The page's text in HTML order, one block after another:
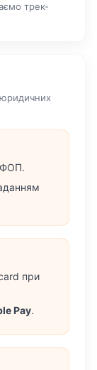
трек-
юридичних
ФОП.
при
Pay.